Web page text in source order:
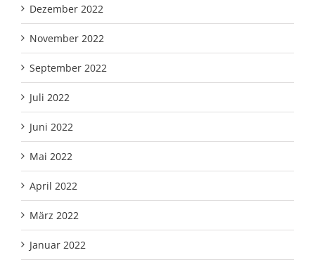
Dezember 2022
November 2022
September 2022
Juli 2022
Juni 2022
Mai 2022
April 2022
März 2022
Januar 2022